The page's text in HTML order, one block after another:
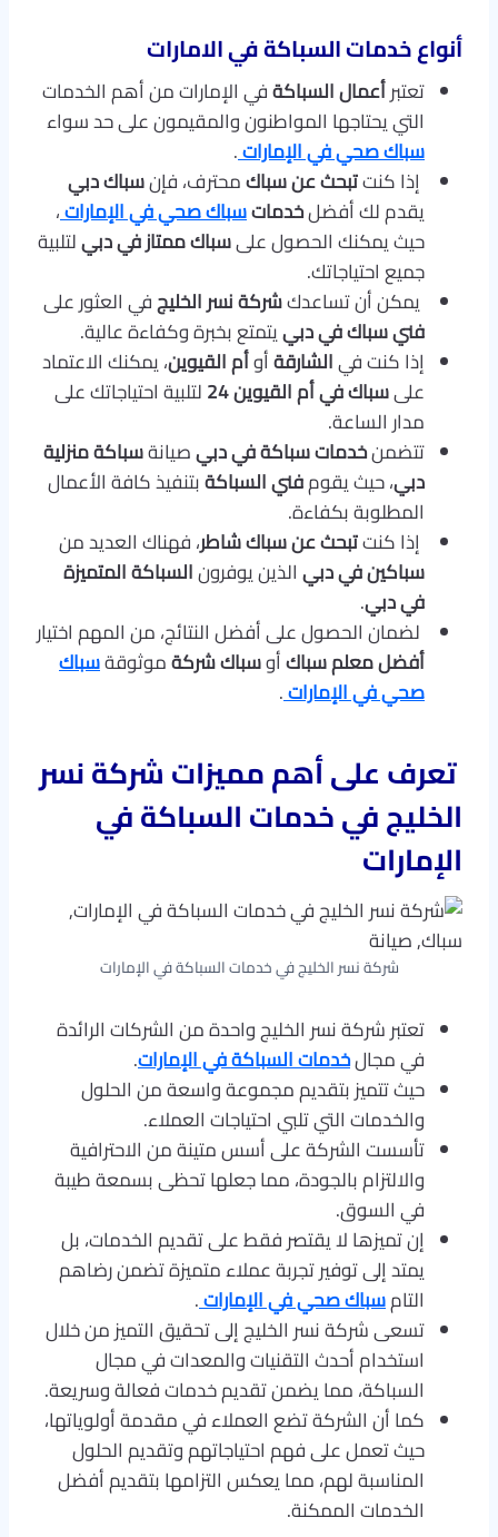
أنواع خدمات السباكة في الامارات
تعتبرأعمال السباكةفي الإمارات من أهم الخدمات
التي يحتاجها المواطنون والمقيمون على حد سواء
سباك صحي في الإمارات.
إذا كنتتبحث عن سباكمحترف، فإنسباك دبي
يقدم لك أفضلخدماتسباك صحي في الإمارات،
حيث يمكنك الحصول علىسباك ممتاز في دبيلتلبية
جميع احتياجاتك.
يمكن أن تساعدكشركة نسر الخليجفي العثور على
فني سباك في دبييتمتع بخبرة وكفاءة عالية.
إذا كنت فيالشارقةأوأم القيوين، يمكنك الاعتماد
علىسباك في أم القيوين 24
لتلبية احتياجاتك على
مدار الساعة.
تتضمنخدمات سباكة في دبيصيانةسباكة منزلية
دبي، حيث يقومفني السباكةبتنفيذ كافة الأعمال
المطلوبة بكفاءة.
إذا كنتتبحث عن سباك شاطر، فهناك العديد من
سباكين في دبيالذين يوفرونالسباكة المتميزة
في دبي.
لضمان الحصول على أفضل النتائج، من المهم اختيار
أفضل معلم سباكأوسباك شركةموثوقةسباك
صحي في الإمارات.
تعرف على أهم مميزات شركة نسر
الخليج في خدمات السباكة في
الإمارات
شركة نسر الخليج في خدمات السباكة في الإمارات
تعتبر شركة نسر الخليج واحدة من الشركات الرائدة
في مجالخدمات السباكة في الإمارات.
حيث تتميز بتقديم مجموعة واسعة من الحلول
والخدمات التي تلبي احتياجات العملاء.
تأسست الشركة على أسس متينة من الاحترافية
والالتزام بالجودة، مما جعلها تحظى بسمعة طيبة
في السوق.
إن تميزها لا يقتصر فقط على تقديم الخدمات، بل
يمتد إلى توفير تجربة عملاء متميزة تضمن رضاهم
التامسباك صحي في الإمارات.
تسعى شركة نسر الخليج إلى تحقيق التميز من خلال
استخدام أحدث التقنيات والمعدات في مجال
السباكة، مما يضمن تقديم خدمات فعالة وسريعة.
كما أن الشركة تضع العملاء في مقدمة أولوياتها،
حيث تعمل على فهم احتياجاتهم وتقديم الحلول
المناسبة لهم، مما يعكس التزامها بتقديم أفضل
الخدمات الممكنة.